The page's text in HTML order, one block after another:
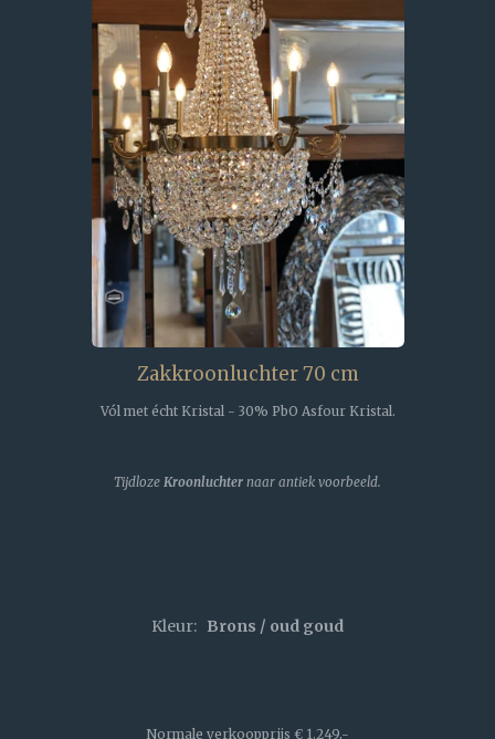
Zakkroonluchter 70 cm
Vól met écht Kristal - 30% PbO Asfour Kristal.
Tijdloze Kroonluchter naar antiek voorbeeld.
Kleur: Brons / oud goud
Normale verkoopprijs € 1.249,-